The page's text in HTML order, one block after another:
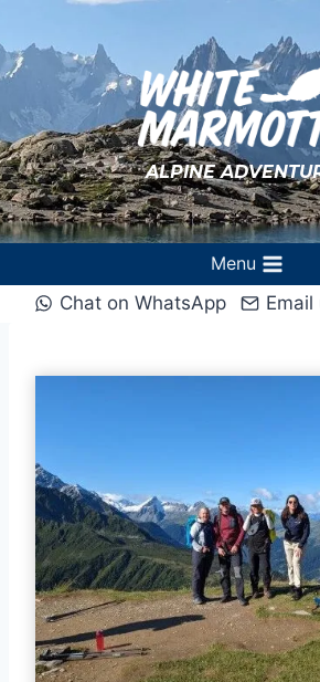
au
contenu
ALPINE
Menu
Chat on WhatsApp
Email